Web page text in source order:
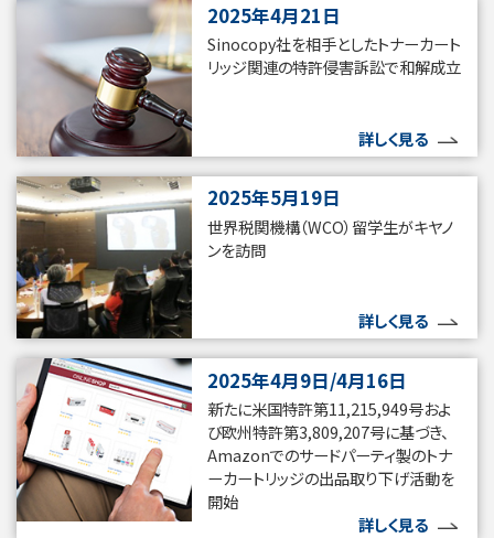
2025年4月21日
Sinocopy社を相手としたトナーカート
リッジ関連の特許侵害訴訟で和解成立
詳しく見る
2025年5月19日
世界税関機構（WCO）留学生がキヤノ
ンを訪問
詳しく見る
2025年4月9日/4月16日
新たに米国特許第11,215,949号およ
び欧州特許第3,809,207号に基づき、
Amazonでのサードパーティ製のトナ
ーカートリッジの出品取り下げ活動を
開始
詳しく見る